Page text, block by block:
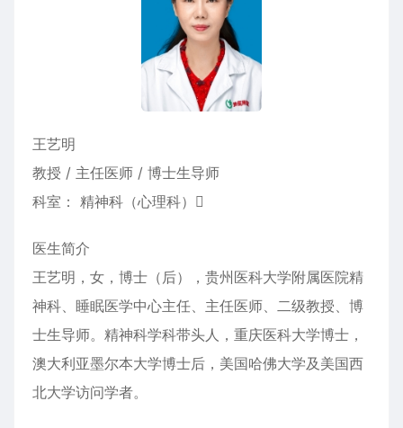
王艺明
教授 / 主任医师 / 博士生导师
科室： 精神科（心理科）
医生简介
王艺明，女，博士（后），贵州医科大学附属医院精
神科、睡眠医学中心主任、主任医师、二级教授、博
士生导师。精神科学科带头人，重庆医科大学博士，
澳大利亚墨尔本大学博士后，美国哈佛大学及美国西
北大学访问学者。